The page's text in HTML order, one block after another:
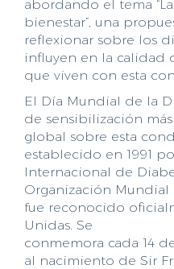
abordando el tema
bienestar”, una
reflexionar sobre los
influyen en la calidad
que viven con esta
El Día Mundial de la
de sensibilización
global sobre esta
establecido en 1991
Internacional de
Organización Mundial
fue reconocido
Unidas. Se
conmemora cada 14
al nacimiento de Sir